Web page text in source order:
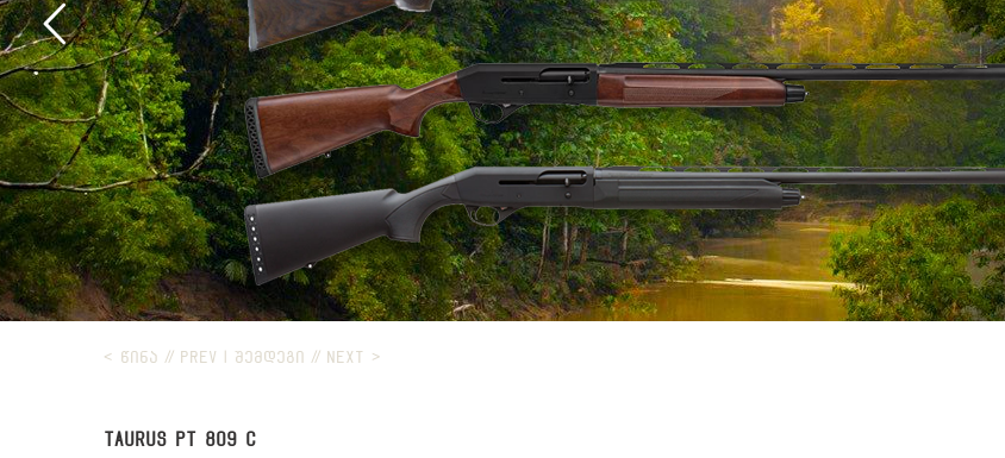
< ᲬᲘᲜᲐ // PREV ᲨᲔᲛᲓᲔᲒᲘ // NEXT >
TAURUS PT 809 C